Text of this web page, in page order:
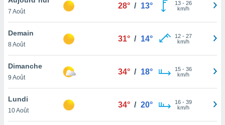
et
»,
au
vous
qu'ils
ou
7 Août
28° / 13° 13- 26
km/h
Demain
8 Août
31° / 14° 12- 27
km/h
Dimanche
9 Août
34° / 18° 15- 36
km/h
Lundi
10 Août
34° / 20° 16- 39
km/h